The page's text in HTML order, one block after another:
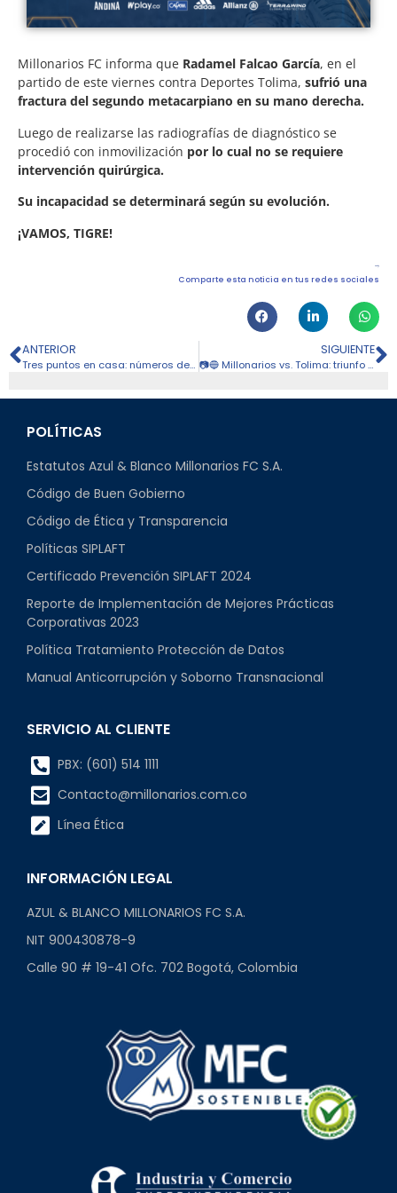
Millonarios FC informa que Radamel Falcao García, en el
partido de este viernes contra Deportes Tolima, sufrió una
fractura del segundo metacarpiano en su mano derecha.
Luego de realizarse las radiografías de diagnóstico se
procedió con inmovilización por lo cual no se requiere
intervención quirúrgica.
Su incapacidad se determinará según su evolución.
¡VAMOS, TIGRE!
Comparte esta noticia en tus redes sociales
ANTERIOR
Tres puntos en casa: números del triunfo de Millonarios ante Tolima
SIGUIENTE
📷🔵 Millonarios vs. Tolima: triunfo en El Campín
POLÍTICAS
Estatutos Azul & Blanco Millonarios FC S.A.
Código de Buen Gobierno
Código de Ética y Transparencia
Políticas SIPLAFT
Certificado Prevención SIPLAFT 2024
Reporte de Implementación de Mejores Prácticas
Corporativas 2023
Política Tratamiento Protección de Datos
Manual Anticorrupción y Soborno Transnacional
SERVICIO AL CLIENTE
PBX: (601) 514 1111
Contacto@millonarios.com.co
Línea Ética
INFORMACIÓN LEGAL
AZUL & BLANCO MILLONARIOS FC S.A.
NIT 900430878-9
Calle 90 # 19-41 Ofc. 702 Bogotá, Colombia